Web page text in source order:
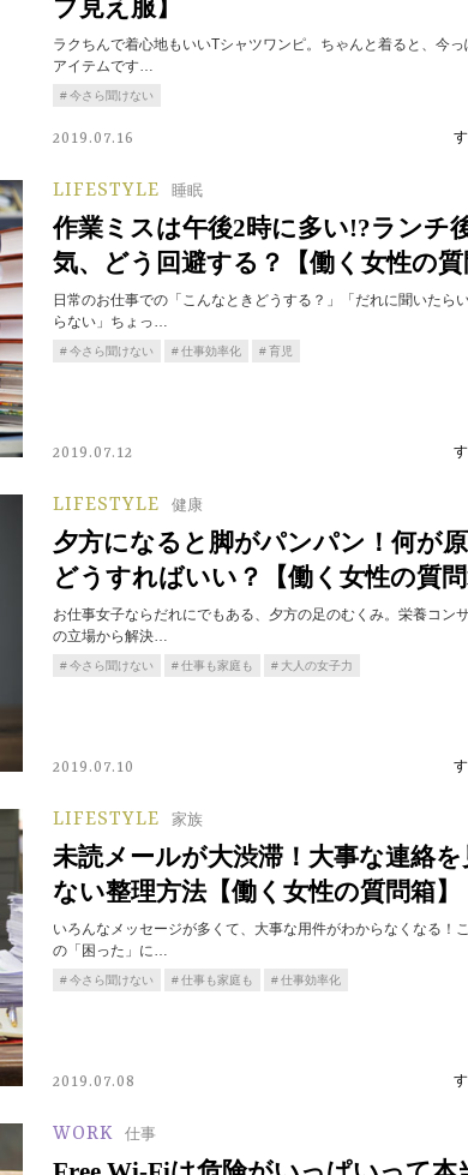
ブ見え服】
ラクちんで着心地もいいTシャツワンピ。ちゃんと着ると、今っ
アイテムです…
今さら聞けない
2019.07.16
LIFESTYLE 睡眠
作業ミスは午後2時に多い!?ランチ
気、どう回避する？【働く女性の質
日常のお仕事での「こんなときどうする？」「だれに聞いたら
らない」ちょっ…
今さら聞けない 仕事効率化 育児
2019.07.12
LIFESTYLE 健康
夕方になると脚がパンパン！何が
どうすればいい？【働く女性の質問
お仕事女子ならだれにでもある、夕方の足のむくみ。栄養コン
の立場から解決…
今さら聞けない 仕事も家庭も 大人の女子力
2019.07.10
LIFESTYLE 家族
未読メールが大渋滞！大事な連絡を
ない整理方法【働く女性の質問箱】
いろんなメッセージが多くて、大事な用件がわからなくなる！
の「困った」に…
今さら聞けない 仕事も家庭も 仕事効率化
2019.07.08
WORK 仕事